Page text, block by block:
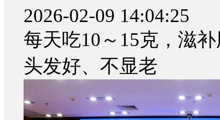
2026-02-09 14:04:25
每天吃10～15克，滋
头发好、不显老